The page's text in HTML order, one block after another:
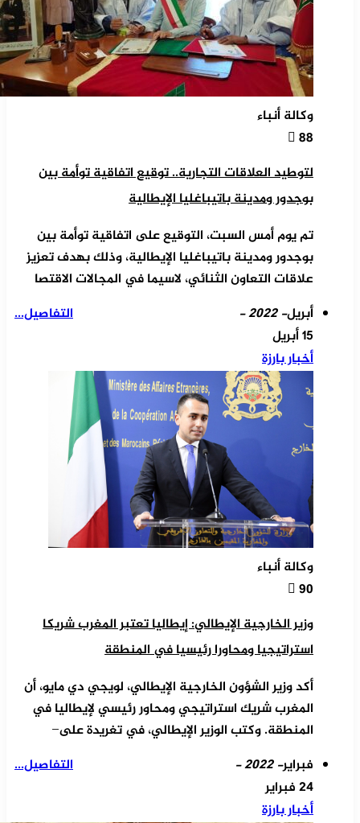
وكالة أنباء
88
لتوطيد العلاقات التجارية.. توقيع اتفاقية توأمة بين
بوجدور ومدينة باتيباغليا الإيطالية
تم يوم أمس السبت، التوقيع على اتفاقية توأمة بين
بوجدور ومدينة باتيباغليا الإيطالية، وذلك بهدف تعزيز
علاقات التعاون الثنائي، لاسيما في المجالات الاقتصا
التفاصيل...
أبريل- 2022 -
15 أبريل
أخبار بارزة
وكالة أنباء
90
وزير الخارجية الإيطالي: إيطاليا تعتبر المغرب شريكا
استراتيجيا ومحاورا رئيسيا في المنطقة
أكد وزير الشؤون الخارجية الإيطالي، لويجي دي مايو، أن
المغرب شريك استراتيجي ومحاور رئيسي لإيطاليا في
المنطقة. وكتب الوزير الإيطالي، في تغريدة على ̶
التفاصيل...
فبراير- 2022 -
24 فبراير
أخبار بارزة